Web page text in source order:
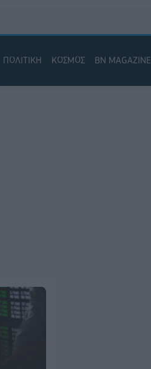
ΠΟΛΙΤΙΚΗ ΚΟΣΜΟΣ BN MAGAZINE